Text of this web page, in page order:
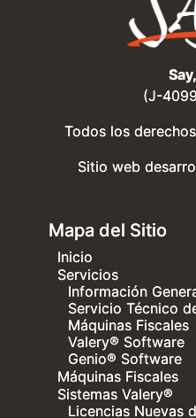
(J-
Todos los
Sitio web
Mapa del Sitio
Inicio
Servicios
Información
Servicio Técnico
Máquinas Fiscales
Valery® Software
Genio® Software
Máquinas Fiscales
Sistemas Valery®
Licencias Nuevas